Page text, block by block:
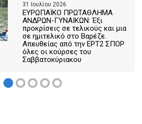
31 Ιουλίου 2026
ΕΥΡΩΠΑΪΚΟ ΠΡΩΤΑΘΛΗΜΑ
ΑΝΔΡΩΝ-ΓΥΝΑΙΚΩΝ: Έξι
προκρίσεις σε τελικούς και μια
σε ημιτελικό στο Βαρέζε.
Απευθείας από την ΕΡΤ2 ΣΠΟΡ
όλες οι κούρσες του
Σαββατοκύριακου